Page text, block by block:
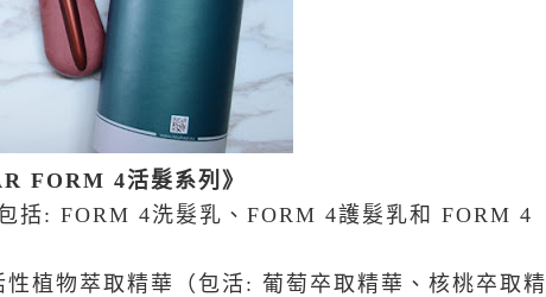
FORM 4活髮系列 》
括: FORM 4洗髮乳、 FORM 4護髮乳和 FORM 4
植物萃取精華（包活: 葡萄卒取精華、核桃卒取精